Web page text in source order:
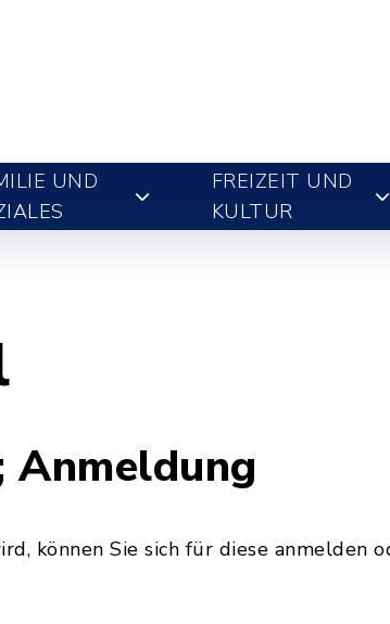
UND
FREIZEIT UND
KULTUR
Anmeldung
können Sie sich für diese anmelden